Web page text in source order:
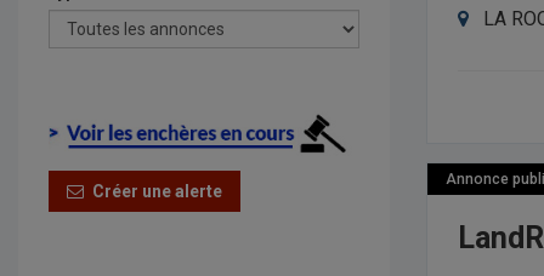
Créer une alerte
LA
Annonce